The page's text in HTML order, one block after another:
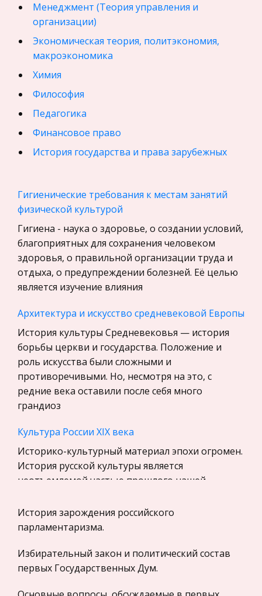
Менеджмент (Теория управления и
организации)
Экономическая теория, политэкономия,
макроэкономика
Химия
Философия
Педагогика
Финансовое право
История государства и права зарубежных
Физика
Искусство, Культура, Литература
Компьютерные сети
Материаловедение
Авиация
Бухгалтерский учет
История
Уголовное право
Экскурсии и туризм
Маркетинг, товароведение, реклама
Религия
Культурология
Экологическое право
Теория государства и права
История отечественного государства и
права
Микроэкономика, экономика предприятия,
Гигиенические требования к местам занятий
физической культурой
Гигиена - наука о здоровье, о создании условий,
благоприятных для сохранения человеком
здоровья, о правильной организации труда и
отдыха, о предупреждении болезней. Её целью
является изучение влияния
Архитектура и искусство средневековой Европы
История культуры Средневековья — история
борьбы церкви и государства. Положение и
роль искусства были сложными и
противоречивыми. Но, несмотря на это, с
редние века оставили после себя много
грандиоз
Культура России XIX века
Историко-культурный материал эпохи огромен.
История русской культуры является
неотъемлемой частью прошлого нашей
особенностей духовной жизни и бытовых
традиций
Острый инфаркт миокарда, желудочковая
экстрасистолия, кардиогенный шок,
История зарождения российского
парламентаризма.
Избирательный закон и политический состав
первых Государственных Дум.